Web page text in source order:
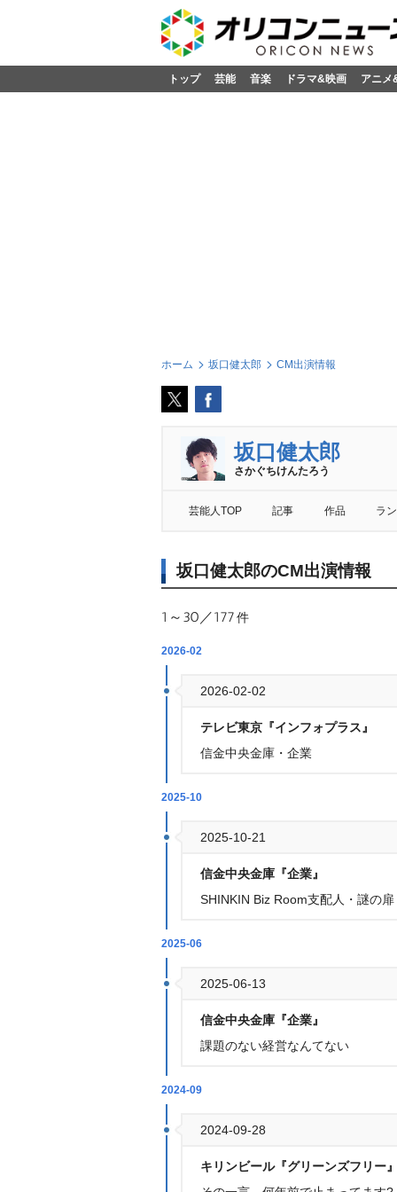
トップ 芸能 音楽 ドラマ&映画 アニメ
ホーム 坂口健太郎 CM出演情報
坂口健太郎
さかぐちけんたろう
芸能人TOP 記事 作品 ラ
坂口健太郎のCM出演情報
1～30／177件
2026-02
2026-02-02
テレビ東京『インフォプラス』
信金中央金庫・企業
2025-10
2025-10-21
信金中央金庫『企業』
SHINKIN Biz Room支配人・謎の
2025-06
2025-06-13
信金中央金庫『企業』
課題のない経営なんてない
2024-09
2024-09-28
キリンビール『グリーンズフリー